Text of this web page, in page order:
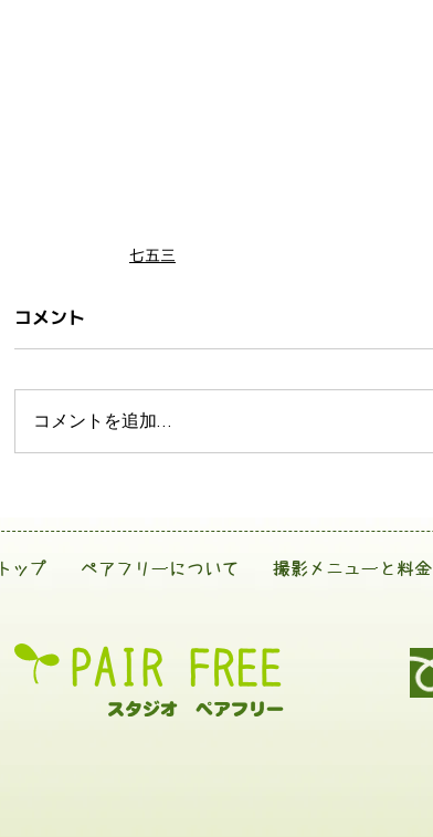
七五三
コメント
コメントを追加…
トップ ペアフリーについて 撮影メニューと料金